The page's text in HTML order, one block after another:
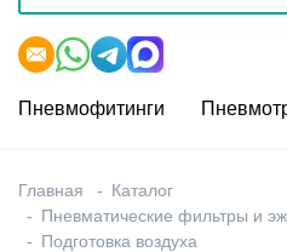
Пневмофитинги
Главная
Каталог
Пневматические фильтры и
Подготовка воздуха